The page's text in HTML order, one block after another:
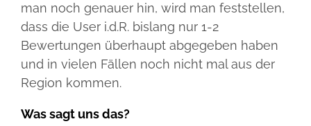
man noch genauer hin, wird man feststellen,
dass die User i.d.R. bislang nur 1-2
Bewertungen überhaupt abgegeben haben
und in vielen Fällen noch nicht mal aus der
Region kommen.
Was sagt uns das?